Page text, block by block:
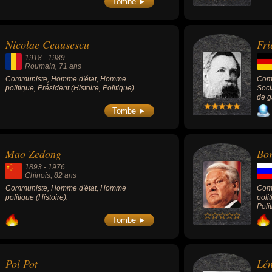
se
fut
les
Le
du
Nicolae Ceausescu
1918 - 1989
Roumain, 71 ans
Communiste, Homme d'état, Homme
politique, Président (Histoire, Politique).
Tombe ►
de
Mao Zedong
1893 - 1976
Chinois, 82 ans
Communiste, Homme d'état, Homme
politique (Histoire).
Tombe ►
Pol Pot